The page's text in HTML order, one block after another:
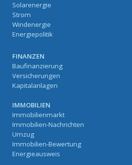
Solarenergie
Strom
Windenergie
Energiepolitik
FINANZEN
Baufinanzierung
Versicherungen
Kapitalanlagen
IMMOBILIEN
Immobilienmarkt
Immobilien-Nachrichten
Umzug
Immobilien-Bewertung
Energieausweis